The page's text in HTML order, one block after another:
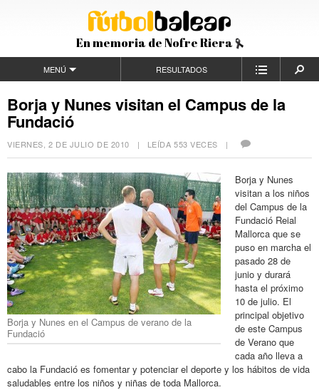
En memoria de Nofre Riera
MENÚ RESULTADOS
Borja y Nunes visitan el Campus de la
Fundació
VIERNES, 2 DE JULIO DE 2010 | LEÍDA 553 VECES |
Borja y Nunes en el Campus de verano de la
Fundació
Borja y Nunes
visitan a los niños
del Campus de la
Fundació Reial
Mallorca que se
puso en marcha el
pasado 28 de
junio y durará
hasta el próximo
10 de julio. El
principal objetivo
de este Campus
de Verano que
cada año lleva a
cabo la Fundació es fomentar y potenciar el deporte y los hábitos de vida
saludables entre los niños y niñas de toda Mallorca.